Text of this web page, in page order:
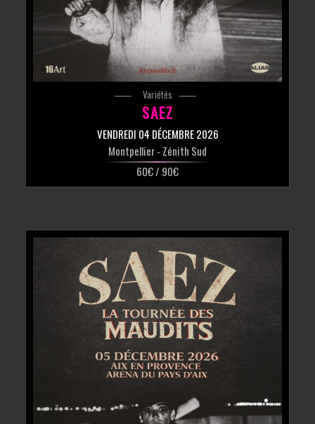
Variétés
SAEZ
VENDREDI 04 DÉCEMBRE 2026
Montpellier- Zénith Sud
60€ / 90€